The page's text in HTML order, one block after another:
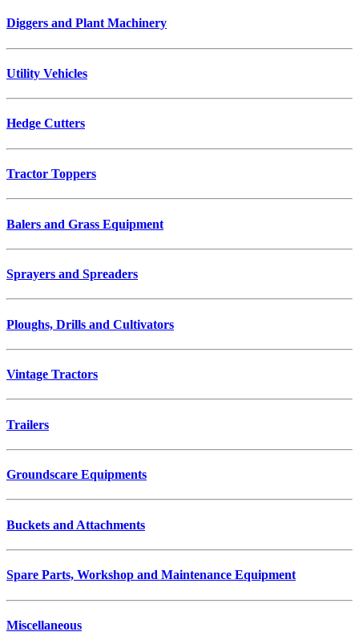
Diggers and Plant Machinery
Utility Vehicles
Hedge Cutters
Tractor Toppers
Balers and Grass Equipment
Sprayers and Spreaders
Ploughs, Drills and Cultivators
Vintage Tractors
Trailers
Groundscare Equipments
Buckets and Attachments
Spare Parts, Workshop and Maintenance Equipment
Miscellaneous